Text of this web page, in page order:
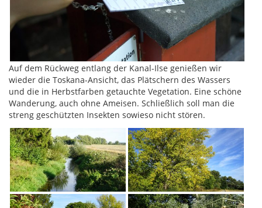
Auf dem Rückweg entlang der Kanal-Ilse genießen wir
wieder die Toskana-Ansicht, das Plätschern des Wassers
und die in Herbstfarben getauchte Vegetation. Eine schöne
Wanderung, auch ohne Ameisen. Schließlich soll man die
streng geschützten Insekten sowieso nicht stören.